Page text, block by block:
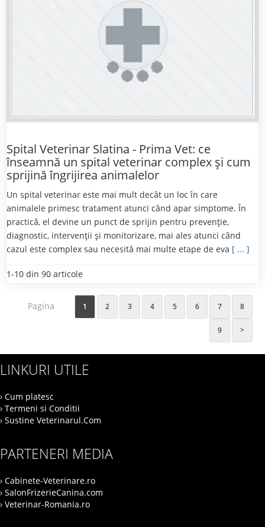
Spital Veterinar Slatina - Prima Vet: ce
înseamnă un spital veterinar complex și cum
sprijină îngrijirea animalelor
Un spital veterinar este mai mult decât un loc în care
animalele primesc tratament atunci când apar simptome. În
practică, el devine un punct de sprijin pentru prevenție,
diagnostic, intervenții și monitorizare, mai ales atunci când
cazul este complex sau necesită mai multe etape de eva [ ... ]
1-10 din 90 articole
Pagina 1 2 3 4 5 6 7 8
9 >
LINKURI UTILE
› Cum platesc
› Termeni si Conditii
› Sustine Veterinarul.Com
PARTENERI MEDIA
› Cabinete-Veterinare.ro
› SalonFrizerieCanina.com
› Veterinar-Romania.ro